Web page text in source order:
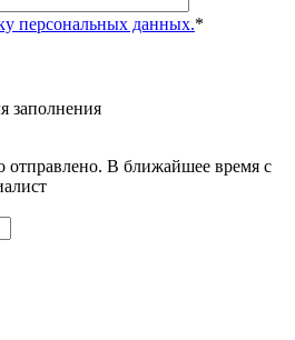
персональных данных.*
заполнения
В ближайшее время с